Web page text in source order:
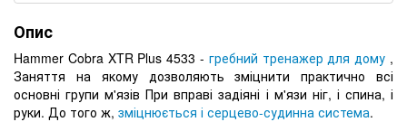
Опис
Hammer Cobra XTR Plus 4533 - гребний тренажер для дому ,
Заняття на якому дозволяють зміцнити практично всі
основні групи м'язів При вправі задіяні і м'язи ніг, і спина, і
руки. До того ж, зміцнюється і серцево-судинна система.